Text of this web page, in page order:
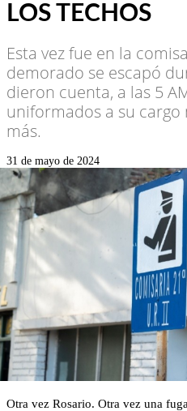
LOS TECHOS
Esta vez fue en la
demorado se escapó
dieron cuenta, a las 5
uniformados a su
más.
31 de mayo de 2024
Otra vez Rosario. Otra vez una